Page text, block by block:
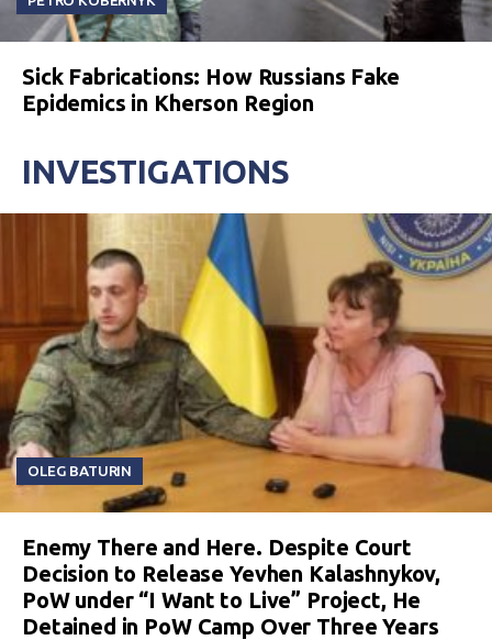
Sick Fabrications: How Russians Fake
Epidemics in Kherson Region
INVESTIGATIONS
OLEG BATURIN
Enemy There and Here. Despite Court
Decision to Release Yevhen Kalashnykov,
PoW under “I Want to Live” Project, He
Detained in PoW Camp Over Three Years